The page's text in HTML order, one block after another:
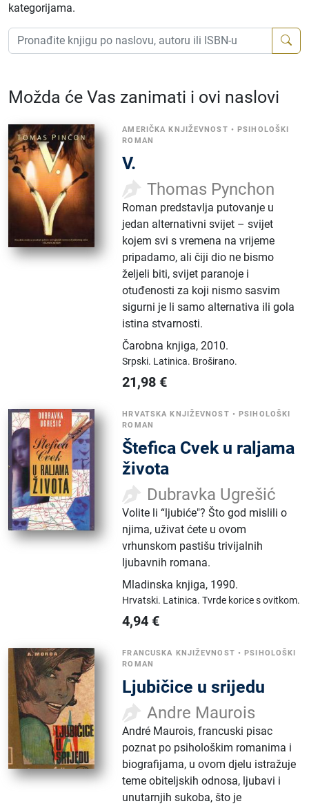
kategorijama.
Možda će Vas zanimati i ovi naslovi
AMERIČKA KNJIŽEVNOST •PSIHOLOŠKI
ROMAN
V.
Thomas Pynchon
Roman predstavlja putovanje u
jedan alternativni svijet – svijet
kojem svi s vremena na vrijeme
pripadamo, ali čiji dio ne bismo
željeli biti, svijet paranoje i
otuđenosti za koji nismo sasvim
sigurni je li samo alternativa ili gola
istina stvarnosti.
Čarobna knjiga,2010.
Srpski. Latinica. Broširano.
21,98 €
HRVATSKA KNJIŽEVNOST •PSIHOLOŠKI
ROMAN
Štefica Cvek u raljama
života
Dubravka Ugrešić
Volite li “ljubiće"? Što god mislili o
njima, uživat ćete u ovom
vrhunskom pastišu trivijalnih
ljubavnih romana.
Mladinska knjiga, 1990.
Hrvatski. Latinica.Tvrde korice s ovitkom.
4,94 €
FRANCUSKA KNJIŽEVNOST •PSIHOLOŠKI
ROMAN
Ljubičice u srijedu
Andre Maurois
André Maurois, francuski pisac
poznat po psihološkim romanima i
biografijama, u ovom djelu istražuje
teme obiteljskih odnosa, ljubavi i
unutarnjih sukoba, što je